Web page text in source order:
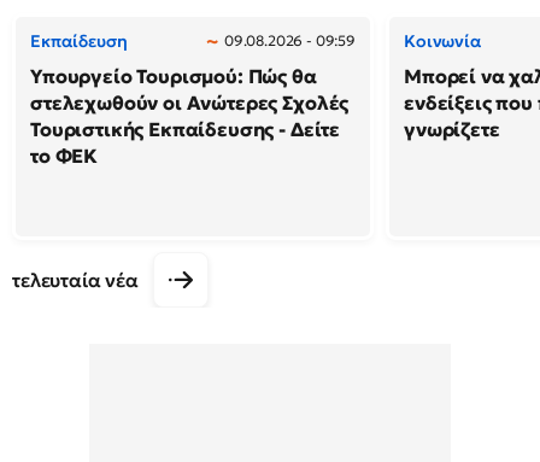
Εκπαίδευση 09.08.2026 - 09:59
Υπουργείο Τουρισμού: Πώς θα
στελεχωθούν οι Ανώτερες Σχολές
Τουριστικής Εκπαίδευσης - Δείτε
το ΦΕΚ
Κοινωνία
Μπορεί να
ενδείξεις
γνωρίζετε
τελευταία νέα